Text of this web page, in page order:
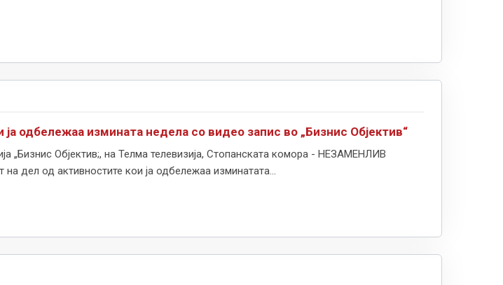
одбележаа измината недела со видео запис во „Бизнис Објектив“
„Бизнис Објектив;, на Телма телевизија, Стопанската комора - НЕЗАМЕНЛИВ
дел од активностите кои ја одбележаа изминатата...